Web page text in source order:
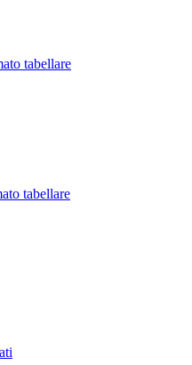
tabellare
tabellare